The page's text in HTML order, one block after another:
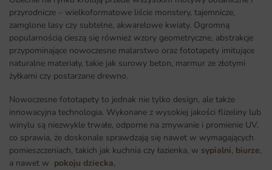
przyrodnicze – wielkoformatowe liście monstery, tajemnicze,
zamglone lasy czy subtelne, akwarelowe kwiaty. Ogromną
popularnością cieszą się również wzory geometryczne, abstrakcje
przypominające nowoczesne malarstwo oraz fototapety imitujące
naturalne materiały, takie jak surowy beton, marmur ze złotymi
żyłkami czy postarzane drewno.
Nowoczesne fototapety to jednak nie tylko design, ale także
innowacyjna technologia. Wykonane z wysokiej jakości flizeliny lub
winylu są niezwykle trwałe, odporne na zmywanie i promienie UV,
co sprawia, że doskonale sprawdzają się nawet w wymagających
pomieszczeniach, takich jak kuchnia czy łazienka, w sypialni, biurze,
a nawet w pokoju dziecka,